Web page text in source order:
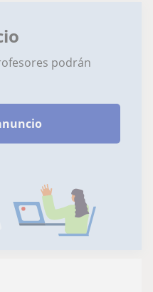
podrán